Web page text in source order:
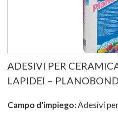
ADESIVI PER
LAPIDEI – PLANOBOND
Campo d'impiego:Adesivi